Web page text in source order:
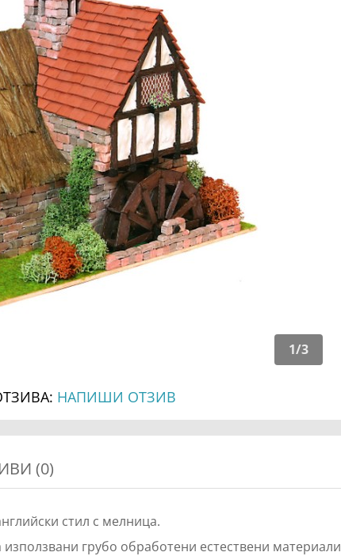
НАПИШИ ОТЗИВ
1/3
(0)
стил с мелница.
грубо обработени естествени материали